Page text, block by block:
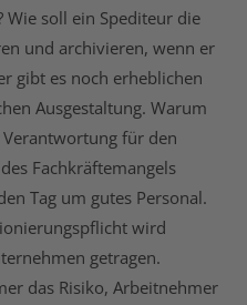
soll ein Spediteur die
und archivieren, wenn er
gibt es noch erheblichen
Ausgestaltung. Warum
für den
Fachkräftemangels
Tag um gutes Personal.
wird
getragen.
das Risiko, Arbeitnehmer